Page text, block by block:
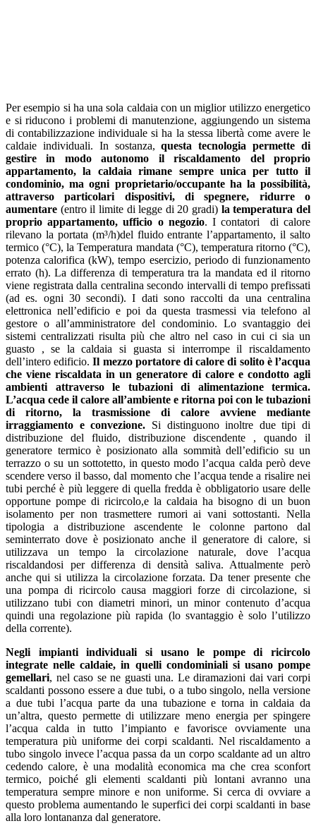
Per esempio si ha una sola caldaia con un miglior utilizzo energetico
e si riducono i problemi di manutenzione, aggiungendo un sistema
di contabilizzazione individuale si ha la stessa libertà come avere le
caldaie individuali. In sostanza,questa tecnologia permette di
gestire in modo autonomo il riscaldamento del proprio
appartamento, la caldaia rimane sempre unica per tutto il
condominio, ma ogni proprietario/occupante ha la possibilità,
attraverso particolari dispositivi, di spegnere, ridurre o
aumentare (entro il limite di legge di 20 gradi) la temperatura del
proprio appartamento, ufficio o negozio. I contatori di calore
rilevano la portata (m³/h)del fluido entrante l’appartamento, il salto
termico (°C), la Temperatura mandata (°C), temperatura ritorno (°C),
potenza calorifica (kW), tempo esercizio, periodo di funzionamento
errato (h). La differenza di temperatura tra la mandata ed il ritorno
viene registrata dalla centralina secondo intervalli di tempo prefissati
(ad es. ogni 30 secondi). I dati sono raccolti da una centralina
elettronica nell’edificio e poi da questa trasmessi via telefono al
gestore o all’amministratore del condominio. Lo svantaggio dei
sistemi centralizzati risulta più che altro nel caso in cui ci sia un
guasto , se la caldaia si guasta si interrompe il riscaldamento
dell’intero edificio.Il mezzo portatore di calore di solito è l’acqua
che viene riscaldata in un generatore di calore e condotto agli
ambienti attraverso le tubazioni di alimentazione termica.
L’acqua cede il calore all’ambiente e ritorna poi con le tubazioni
di ritorno, la trasmissione di calore avviene mediante
irraggiamento e convezione. Si distinguono inoltre due tipi di
distribuzione del fluido, distribuzione discendente , quando il
generatore termico è posizionato alla sommità dell’edificio su un
terrazzo o su un sottotetto, in questo modo l’acqua calda però deve
scendere verso il basso, dal momento che l’acqua tende a risalire nei
tubi perché è più leggere di quella fredda è obbligatorio usare delle
opportune pompe di ricircolo,e la caldaia ha bisogno di un buon
isolamento per non trasmettere rumori ai vani sottostanti. Nella
tipologia a distribuzione ascendente le colonne partono dal
seminterrato dove è posizionato anche il generatore di calore, si
utilizzava un tempo la circolazione naturale, dove l’acqua
riscaldandosi per differenza di densità saliva. Attualmente però
anche qui si utilizza la circolazione forzata. Da tener presente che
una pompa di ricircolo causa maggiori forze di circolazione, si
utilizzano tubi con diametri minori, un minor contenuto d’acqua
quindi una regolazione più rapida (lo svantaggio è solo l’utilizzo
della corrente).
Negli impianti individuali si usano le pompe di ricircolo
integrate nelle caldaie, in quelli condominiali si usano pompe
gemellari, nel caso se ne guasti una. Le diramazioni dai vari corpi
scaldanti possono essere a due tubi, o a tubo singolo, nella versione
a due tubi l’acqua parte da una tubazione e torna in caldaia da
un’altra, questo permette di utilizzare meno energia per spingere
l’acqua calda in tutto l’impianto e favorisce ovviamente una
temperatura più uniforme dei corpi scaldanti. Nel riscaldamento a
tubo singolo invece l’acqua passa da un corpo scaldante ad un altro
cedendo calore, è una modalità economica ma che crea sconfort
termico, poiché gli elementi scaldanti più lontani avranno una
temperatura sempre minore e non uniforme. Si cerca di ovviare a
questo problema aumentando le superfici dei corpi scaldanti in base
alla loro lontananza dal generatore.